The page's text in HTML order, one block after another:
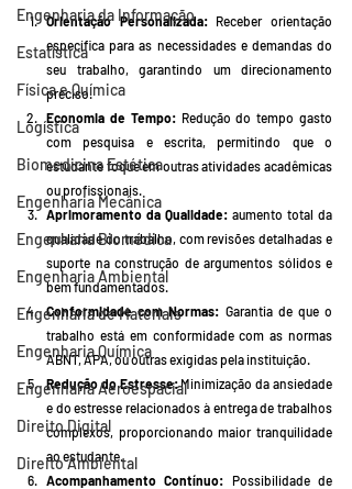
Engenharia da Informação
Estatística
Física e Química
Logística
Biomedicina Estética
Engenharia Mecânica
Engenharia Biomédica
Engenharia Ambiental
Engenharia de Materiais
Engenharia Química
Engenharia Aeroespacial
Direito Digital
Direito Ambiental
Orientação Personalizada: Receber orientação
específica para as necessidades e demandas do
seu trabalho, garantindo um direcionamento
preciso.
Economia de Tempo: Redução do tempo gasto
com pesquisa e escrita, permitindo que o
estudante foque em outras atividades acadêmicas
ou profissionais.
Aprimoramento da Qualidade: aumento total da
qualidade do trabalho, com revisões detalhadas e
suporte na construção de argumentos sólidos e
bem fundamentados.
Conformidade com Normas: Garantia de que o
trabalho está em conformidade com as normas
ABNT, APA, ou outras exigidas pela instituição.
Redução do Estresse: Minimização da ansiedade
e do estresse relacionados à entrega de trabalhos
complexos, proporcionando maior tranquilidade
ao estudante.
Acompanhamento Contínuo: Possibilidade de